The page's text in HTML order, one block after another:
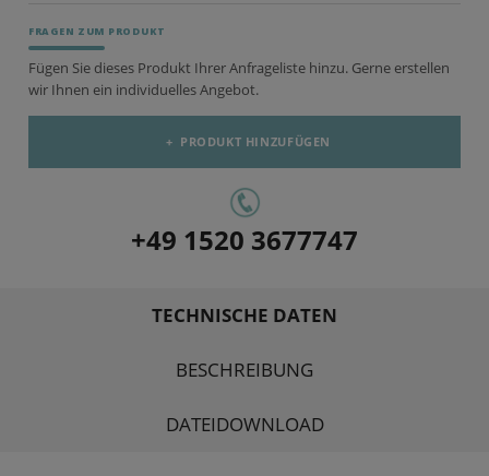
FRAGEN ZUM PRODUKT
Fügen Sie dieses Produkt Ihrer Anfrageliste hinzu. Gerne erstellen
wir Ihnen ein individuelles Angebot.
+ PRODUKT HINZUFÜGEN
+49 1520 3677747
TECHNISCHE DATEN
BESCHREIBUNG
DATEIDOWNLOAD